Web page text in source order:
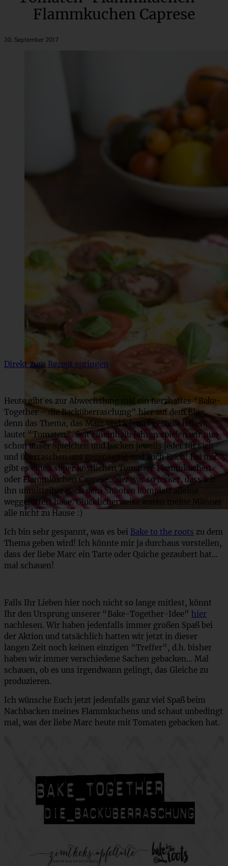
Flammkuchen Caprese
30. September 2017
Direkt zum Rezept springen
Heute gibt es zur Abwechslung mal ein herzhaftes “Bake-
Together – die Backüberraschung” hier auf dem Blog,
denn das Thema, das Marc und ich uns gestellt haben,
lautet “Tomaten”. Seit eineinhalb Jahren spielen wir nun
schon unser Spielchen und backen jeweils jeder für sich
und überraschen uns gegenseitig und auch Euch! Bei mir
gibt es einen super köstlichen Tomaten-Flammkuchen
oder Flammkuchen Caprese… der war so lecker, dass ich
ihn unmittelbar nach dem Shooten komplett alleine
weggefuttert habe. Glücklicherweise waren meine Männer
alle nicht zu Hause :)
Ich bin sehr gespannt, was es bei Bake to the roots zu dem
Thema geben wird! Ich könnte mir ja durchaus vorstellen,
dass der liebe Marc ein Tarte oder Quiche gezaubert hat…
mal schauen!
Falls Ihr Lieben hier noch nicht so lange mitlest, könnt
Ihr den Ursprung unserer “Bake-Together-Idee” hier
nachlesen. Wir haben jedenfalls immer großen Spaß bei
der Aktion und tatsächlich hatten wir jetzt in dieser
langen Zeit noch keinen einzigen “Treffer”, d.h. bisher
haben wir immer verschiedene Sachen gebacken… Mal
schauen, ob es uns irgendwann gelingt, das Gleiche zu
produzieren.
Ich wünsche Euch jetzt jedenfalls ganz viel Spaß beim
Nachbacken meines Flammkuchens und schaut unbedingt
mal, was der liebe Marc heute mit Tomaten gebacken hat.